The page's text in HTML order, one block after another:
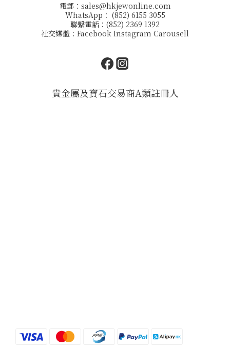
電郵： sales@hkjewonline.com
WhatsApp： (852) 6155 3055
聯繫電話：(852) 2369 1392
社交媒體： Facebook Instagram Carousell
貴金屬及寶石交易商A類註冊人